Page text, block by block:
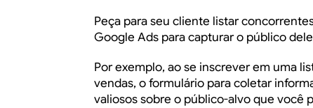
Peça para seu cliente listar
Google Ads para capturar o público
Por exemplo, ao se inscrever em uma
vendas, o formulário para coletar
valiosos sobre o público-alvo que você